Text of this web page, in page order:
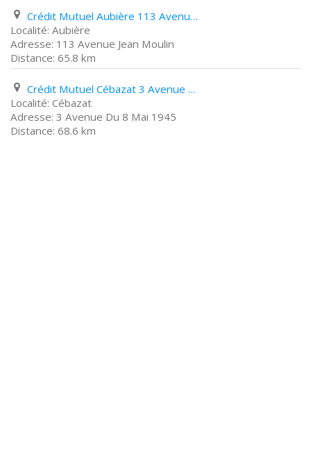
Crédit Mutuel Aubière 113 Avenue Jean Moulin
Aubière
113 Avenue Jean Moulin
65.8 km
Crédit Mutuel Cébazat 3 Avenue Du 8 Mai 1945
Cébazat
3 Avenue Du 8 Mai 1945
68.6 km